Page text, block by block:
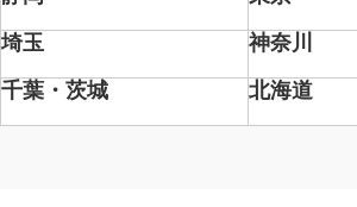
埼玉
神奈川
千葉 ・茨城 北海道